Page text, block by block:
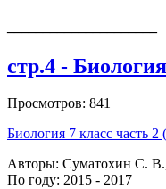
стр.4 -
Просмотров: 841
Биология 7 класс часть
Авторы: Суматохин С.
По году: 2015 - 2017